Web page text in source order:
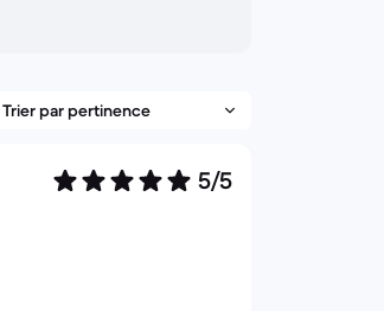
5/5